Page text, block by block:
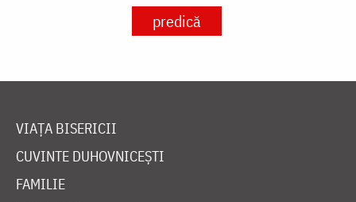
predică
VIAȚA BISERICII
CUVINTE DUHOVNICEȘTI
FAMILIE